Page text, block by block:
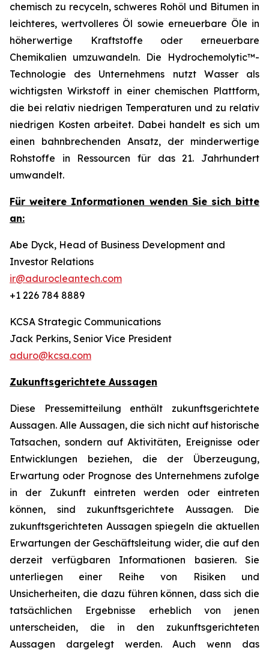
chemisch zu recyceln, schweres Rohöl und Bitumen in
leichteres, wertvolleres Öl sowie erneuerbare Öle in
höherwertige Kraftstoffe oder erneuerbare
Chemikalien umzuwandeln. Die Hydrochemolytic™-
Technologie des Unternehmens nutzt Wasser als
wichtigsten Wirkstoff in einer chemischen Plattform,
die bei relativ niedrigen Temperaturen und zu relativ
niedrigen Kosten arbeitet. Dabei handelt es sich um
einen bahnbrechenden Ansatz, der minderwertige
Rohstoffe in Ressourcen für das 21. Jahrhundert
umwandelt.
Für weitere Informationen wenden Sie sich bitte
an:
Abe Dyck, Head of Business Development and
Investor Relations
ir@adurocleantech.com
+1 226 784 8889
KCSA Strategic Communications
Jack Perkins, Senior Vice President
aduro@kcsa.com
Zukunftsgerichtete Aussagen
Diese Pressemitteilung enthält zukunftsgerichtete
Aussagen. Alle Aussagen, die sich nicht auf historische
Tatsachen, sondern auf Aktivitäten, Ereignisse oder
Entwicklungen beziehen, die der Überzeugung,
Erwartung oder Prognose des Unternehmens zufolge
in der Zukunft eintreten werden oder eintreten
können, sind zukunftsgerichtete Aussagen. Die
zukunftsgerichteten Aussagen spiegeln die aktuellen
Erwartungen der Geschäftsleitung wider, die auf den
derzeit verfügbaren Informationen basieren. Sie
unterliegen einer Reihe von Risiken und
Unsicherheiten, die dazu führen können, dass sich die
tatsächlichen Ergebnisse erheblich von jenen
unterscheiden, die in den zukunftsgerichteten
Aussagen dargelegt werden. Auch wenn das